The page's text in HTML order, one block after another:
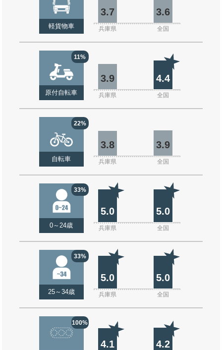
軽貨物車
3.7 3.6
兵庫県 全国
11%
原付自転車
3.9 4.4
兵庫県 全国
22%
自転車
3.8 3.9
兵庫県 全国
33%
0～24歳
5.0 5.0
兵庫県 全国
33%
25～34歳
5.0 5.0
兵庫県 全国
100%
4.1 4.2